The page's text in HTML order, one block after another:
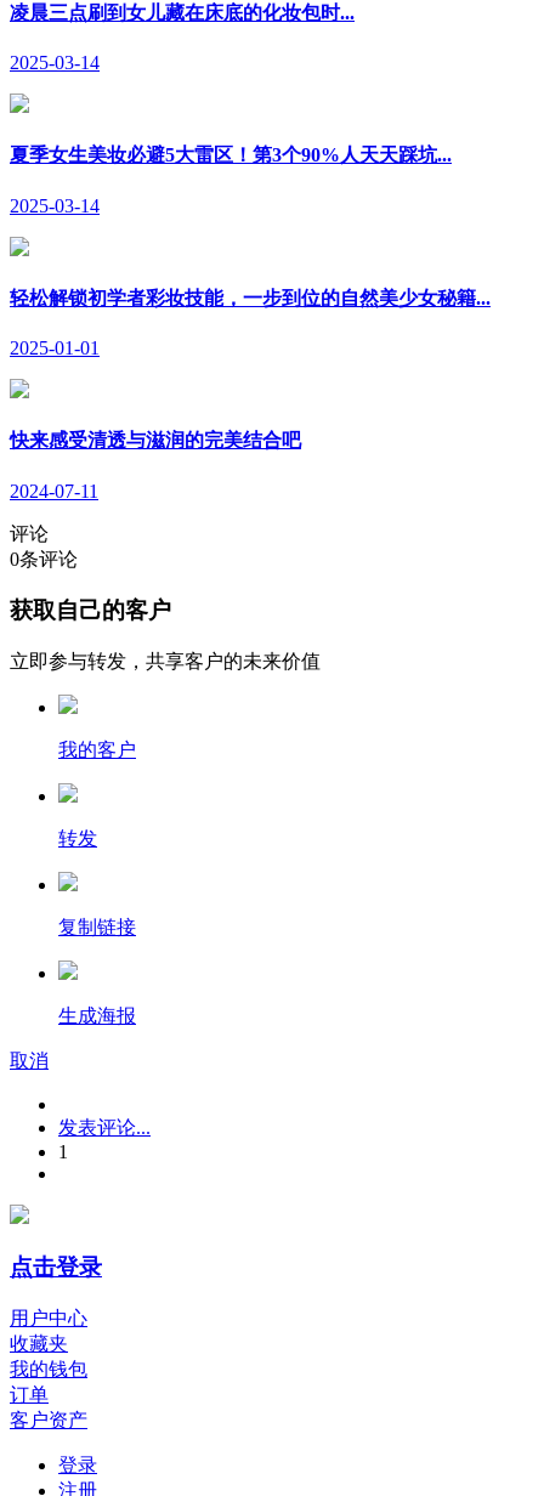
凌晨三点刷到女儿藏在床底的化妆包时...
2025-03-14
夏季女生美妆必避5大雷区！第3个90%人天天踩坑...
2025-03-14
轻松解锁初学者彩妆技能，一步到位的自然美少女秘籍...
2025-01-01
快来感受清透与滋润的完美结合吧
2024-07-11
评论
0条评论
获取自己的客户
立即参与转发，共享客户的未来价值
我的客户
转发
复制链接
生成海报
取消
发表评论...
1
点击登录
用户中心
收藏夹
我的钱包
订单
客户资产
登录
注册